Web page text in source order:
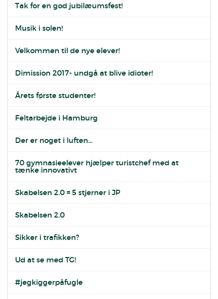
Tak for en god jubilæumsfest!
Musik i solen!
Velkommen til de nye elever!
Dimission 2017- undgå at blive idioter!
Årets første studenter!
Feltarbejde i Hamburg
Der er noget i luften...
70 gymnasieelever hjælper turistchef med at
tænke innovativt
Skabelsen 2.0 = 5 stjerner i JP
Skabelsen 2.0
Sikker i trafikken?
Ud at se med TG!
#jegkiggerpåfugle